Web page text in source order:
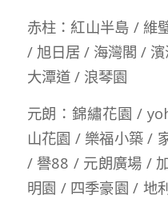
赤柱：紅山半島 / 維
/ 旭日居 / 海灣閣 /
大潭道 / 浪琴園
元朗：錦繡花園 /
山花園 / 樂福小築 /
/ 譽88 / 元朗廣場 /
明園 / 四季豪園 / 地